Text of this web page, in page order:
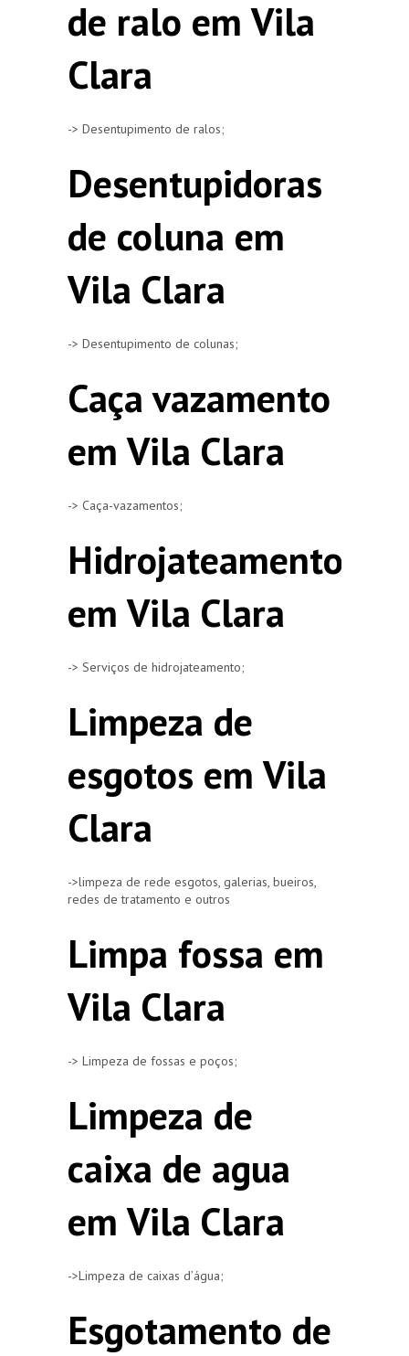
de ralo em Vila
Clara
-> Desentupimento de ralos;
Desentupidoras
de coluna em
Vila Clara
-> Desentupimento de colunas;
Caça vazamento
em Vila Clara
-> Caça-vazamentos;
Hidrojateamento
em Vila Clara
-> Serviços de hidrojateamento;
Limpeza de
esgotos em Vila
Clara
->limpeza de rede esgotos, galerias, bueiros,
redes de tratamento e outros
Limpa fossa em
Vila Clara
-> Limpeza de fossas e poços;
Limpeza de
caixa de agua
em Vila Clara
->Limpeza de caixas d’água;
Esgotamento de